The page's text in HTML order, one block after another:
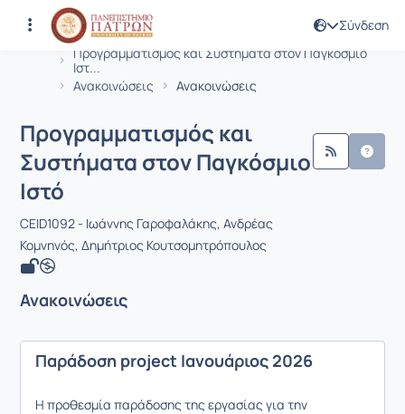
Σύνδεση
Αρχική Σελίδα
Προγραμματισμός και Συστήματα στον Παγκόσμιο
Ιστ...
Ανακοινώσεις
Ανακοινώσεις
Μάθημα : Προγραμματισμός και
Κωδικός : CEID1092
Προγραμματισμός και
Συστήματα στον Παγκόσμιο
Ιστό
CEID1092 - Ιωάννης Γαροφαλάκης, Ανδρέας
Κομνηνός, Δημήτριος Κουτσομητρόπουλος
Ανακοινώσεις
Παράδοση project Ιανουάριος 2026
Η προθεσμία παράδοσης της εργασίας για την